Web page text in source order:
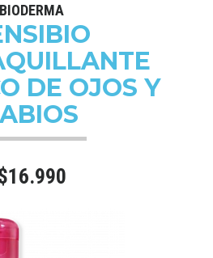
BIODERMA
DE OJOS Y